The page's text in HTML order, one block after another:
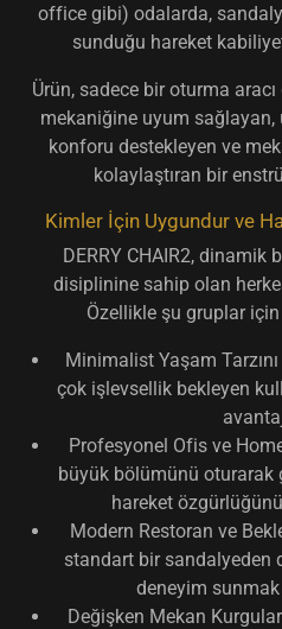
office gibi) odalarda,
sunduğu hareket
Ürün, sadece bir oturma
mekaniğine uyum sağlayan,
konforu destekleyen ve
kolaylaştıran bir
Kimler İçin Uygundur ve
DERRY CHAIR2, dinamik
disiplinine sahip olan
Özellikle şu gruplar
Minimalist Yaşam
çok işlevsellik bekleyen
Profesyonel Ofis ve
büyük bölümünü oturarak
hareket
Modern Restoran ve
standart bir sandalyeden
deneyim
Değişken Mekan